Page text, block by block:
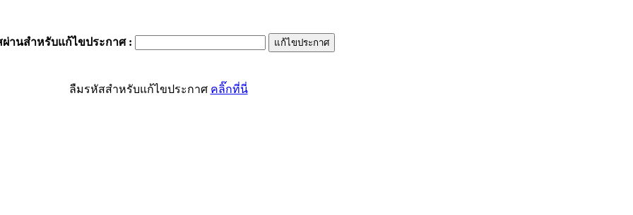
ผ่านสำหรับแก้ไขประกาศ:
ลืมรหัสสำหรับแก้ไขประกาศ คลิ๊กที่นี่